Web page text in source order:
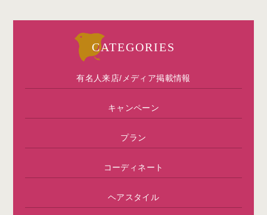
CATEGORIES
有名人来店/メディア掲載情報
キャンペーン
プラン
コーディネート
ヘアスタイル